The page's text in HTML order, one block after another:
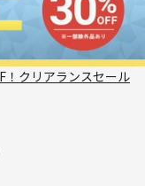
！クリアランスセール